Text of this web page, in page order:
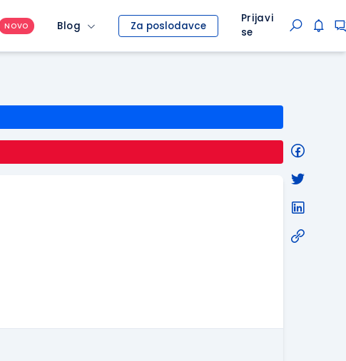
NOVO Blog Za poslodavce
Prijavi
se